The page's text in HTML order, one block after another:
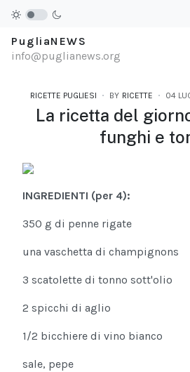
PugliaNEWS
info@puglianews.org
RICETTE PUGLIESI BY RICETTE 04
La ricetta del
funghi e
INGREDIENTI (per 4):
350 g di penne rigate
una vaschetta di champignons
3 scatolette di tonno sott'olio
2 spicchi di aglio
1/2 bicchiere di vino bianco
sale, pepe